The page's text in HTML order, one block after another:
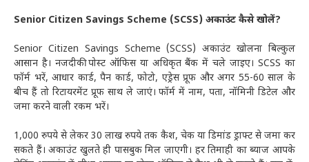
Senior Citizen Savings Scheme (SCSS) अकाउंट कैसे खोलें?
Senior Citizen Savings Scheme (SCSS) अकाउंट खोलना बिल्कुल
आसान है। नजदीकी पोस्ट ऑफिस या अधिकृत बैंक में चले जाइए। SCSS का
फॉर्म भरें, आधार कार्ड, पैन कार्ड, फोटो, एड्रेस प्रूफ और अगर 55-60 साल के
बीच हैं तो रिटायरमेंट प्रूफ साथ ले जाएं। फॉर्म में नाम, पता, नॉमिनी डिटेल और
जमा करने वाली रकम भरें।
1,000 रुपये से लेकर 30 लाख रुपये तक कैश, चेक या डिमांड ड्राफ्ट से जमा कर
सकते हैं। अकाउंट खुलते ही पासबुक मिल जाएगी। हर तिमाही का ब्याज आपके